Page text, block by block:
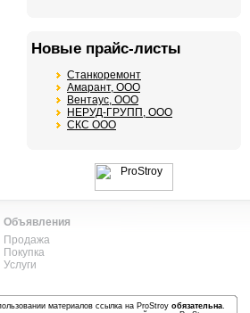
Новые прайс-листы
Станкоремонт
Амарант, ООО
Вентаус, ООО
НЕРУД-ГРУПП, ООО
СКС ООО
Объявления
Продажа
Покупка
Услуги
материалов ссылка на ProStroyобязательна.